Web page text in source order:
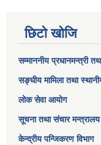
छिटो खोजि
सम्माननीय प्रधानमन्त्री
सङ्घीय मामिला तथा
लोक सेवा आयोग
सूचना तथा संचार मन्त्रालय
केन्द्रीय पन्जिकरण विभाग